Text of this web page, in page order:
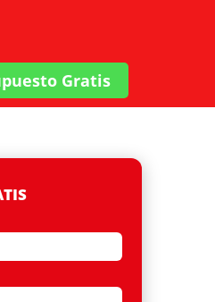
Gratis